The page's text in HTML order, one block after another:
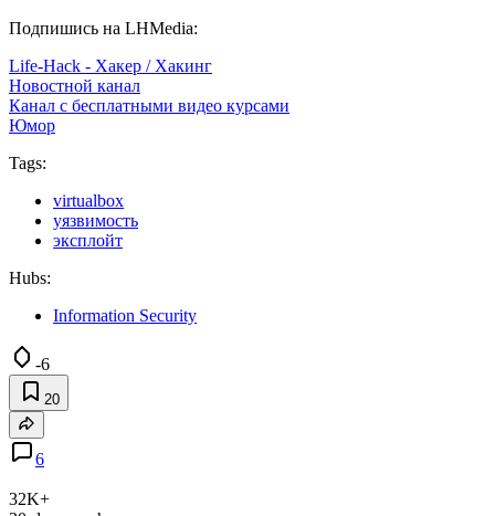
Подпишись на LHMedia:
Life-Hack - Хакер / Хакинг
Новостной канал
Канал с бесплатными видео курсами
Юмор
Tags:
virtualbox
уязвимость
эксплойт
Hubs:
Information Security
-6
20
6
32K+